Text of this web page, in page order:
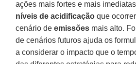
ações mais fortes e mais
níveis de acidificação que
cenário deemissões mais alto.
de cenários futuros ajuda os
a considerar o impacto que o